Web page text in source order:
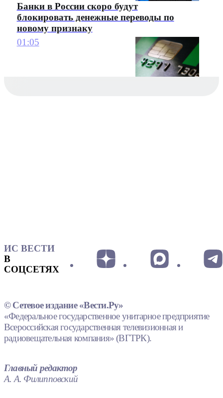
Банки в России скоро будут
блокировать денежные переводы по
новому признаку
01:05
ИС ВЕСТИ
В
СОЦСЕТЯХ
© Сетевое издание «Вести.Ру»
«Федеральное государственное унитарное предприятие
Всероссийская государственная телевизионная и
радиовещательная компания» (ВГТРК).
Главный редактор
А. А. Филипповский